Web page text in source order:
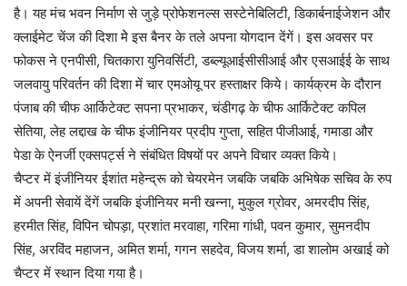
है। यह मंच भवन निर्माण से जुड़े प्रोफेशनल्स सस्टेनेबिलिटी, डिकार्बनाईजेशन और
क्लाईमेट चेंज की दिशा मेे इस बैनर के तले अपना योगदान देंगें। इस अवसर पर
फोकस ने एनपीसी, चितकारा युनिवर्सिटी, डब्ल्यूआईसीसीआई और एसआईई के साथ
जलवायु परिवर्तन की दिशा में चार एमओयू पर हस्ताक्षर किये। कार्यक्रम के दौरान
पंजाब की चीफ आर्किटेक्ट सपना प्रभाकर, चंडीगढ़ के चीफ आर्किटेक्ट कपिल
सेतिया, लेह लद्दाख के चीफ इंजीनियर प्रदीप गुप्ता, सहित पीजीआई, गमाडा और
पेडा के ऐनर्जी एक्सपर्ट्स ने संबंधित विषयों पर अपने विचार व्यक्त किये।
चैप्टर में इंजीनियर ईशांत महेन्द्रू को चेयरमेन जबकि जबकि अभिषेक सचिव के रुप
में अपनी सेवायें देंगें जबकि इंजीनियर मनी खन्ना, मुकुल ग्रोवर, अमरदीप सिंह,
हरमीत सिंह, विपिन चोपड़ा, प्रशांत मरवाहा, गरिमा गांधी, पवन कुमार, सुमनदीप
सिंह, अरविंद महाजन, अमित शर्मा, गगन सहदेव, विजय शर्मा, डा शालोम अखाई को
चैप्टर में स्थान दिया गया है।